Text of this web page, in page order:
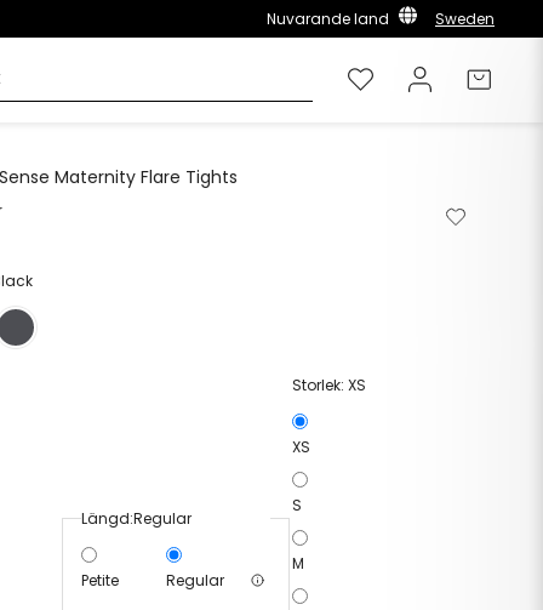
Nuvarande land Sweden
ÖnskelistaLogga in
Maternity Flare Tights
Lägg
Längd:Regular
Petite Regular
Storlek:XS
XS
S
M